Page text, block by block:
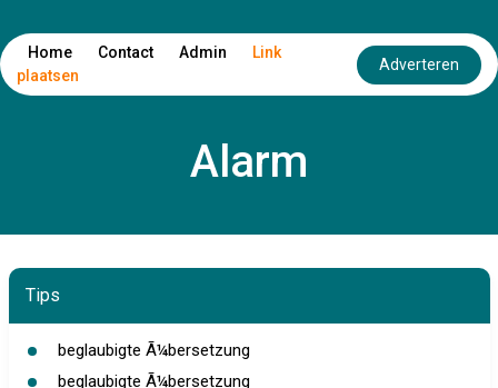
Home Contact Admin
Link
plaatsen
Adverteren
Alarm
Tips
beglaubigte Ã¼bersetzung
beglaubigte Ã¼bersetzung